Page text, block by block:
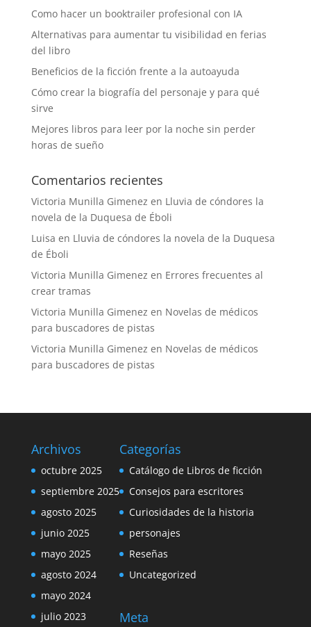
Como hacer un booktrailer profesional con IA
Alternativas para aumentar tu visibilidad en ferias
del libro
Beneficios de la ficción frente a la autoayuda
Cómo crear la biografía del personaje y para qué
sirve
Mejores libros para leer por la noche sin perder
horas de sueño
Comentarios recientes
Victoria Munilla Gimenez en Lluvia de cóndores la
novela de la Duquesa de Éboli
Luisa en Lluvia de cóndores la novela de la Duquesa
de Éboli
Victoria Munilla Gimenez en Errores frecuentes al
crear tramas
Victoria Munilla Gimenez en Novelas de médicos
para buscadores de pistas
Victoria Munilla Gimenez en Novelas de médicos
para buscadores de pistas
Archivos
octubre 2025
septiembre 2025
agosto 2025
junio 2025
mayo 2025
agosto 2024
mayo 2024
julio 2023
Categorías
Catálogo de Libros de ficción
Consejos para escritores
Curiosidades de la historia
personajes
Reseñas
Uncategorized
Meta